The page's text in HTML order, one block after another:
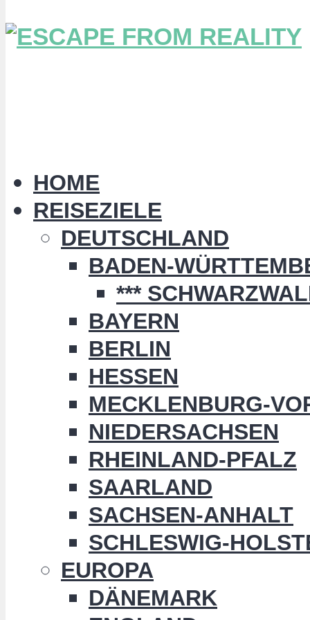
HOME
REISEZIELE
DEUTSCHLAND
BADEN-
***
BAYERN
BERLIN
HESSEN
MECKLENBURG-
NIEDERSACHSEN
RHEINLAND-PFALZ
SAARLAND
SACHSEN-ANHALT
SCHLESWIG-
EUROPA
DÄNEMARK